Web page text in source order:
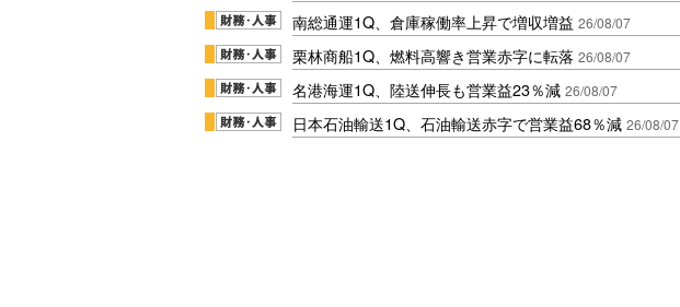
南総通運1Q、倉庫稼働率上昇で増収増益 26/08/07
栗林商船1Q、燃料高響き営業赤字に転落 26/08/07
名港海運1Q、陸送伸長も営業益23％減 26/08/07
日本石油輸送1Q、石油輸送赤字で営業益68％減 26/08/07